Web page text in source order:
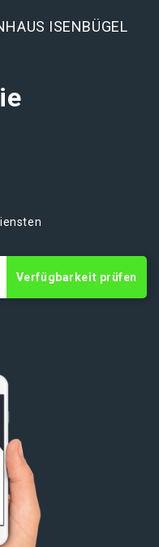
ISENBÜGEL
Verfügbarkeit prüfen